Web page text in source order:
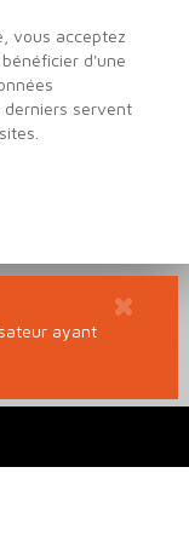
vous acceptez
d'une
derniers servent
ayant
merci